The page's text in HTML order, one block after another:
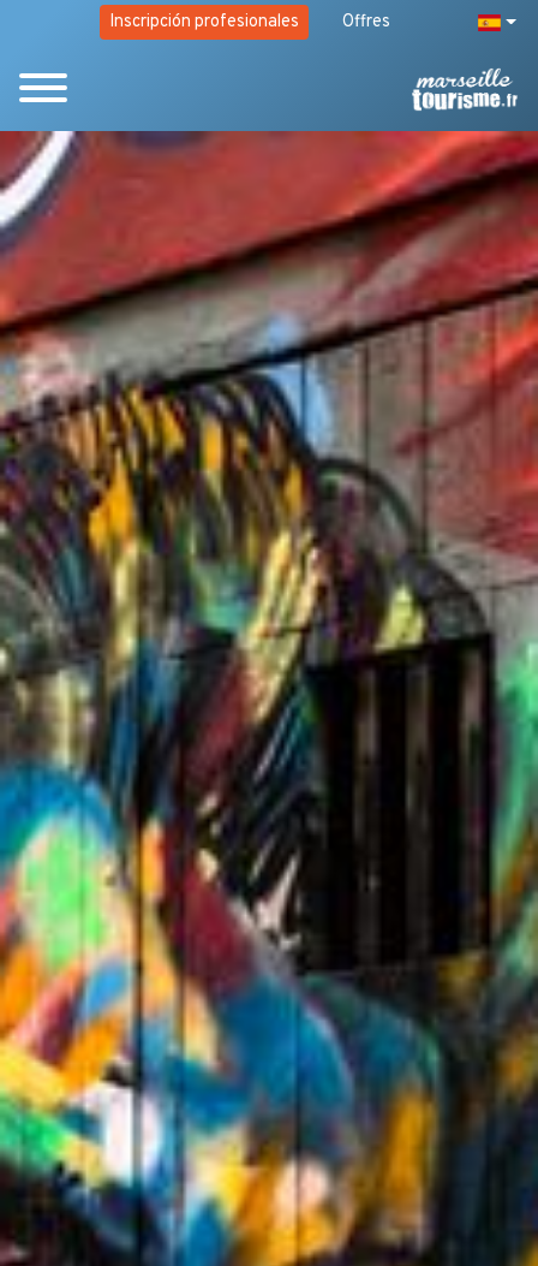
Inscripción profesionales Offres